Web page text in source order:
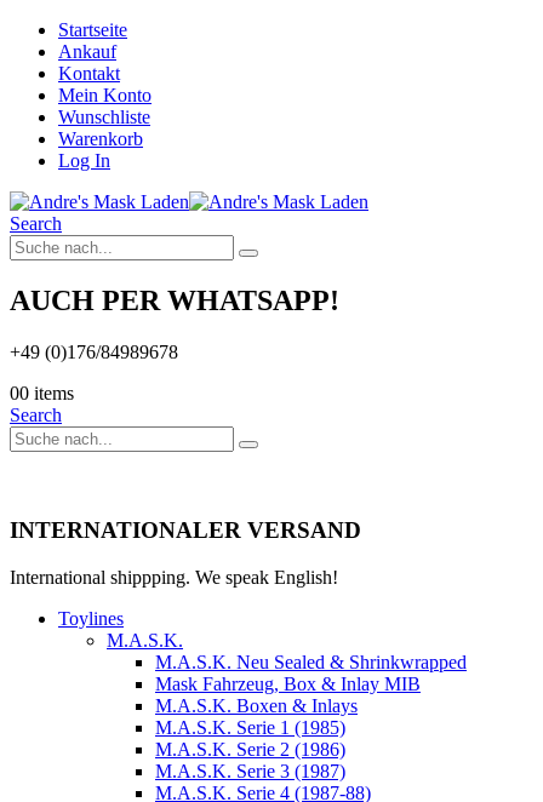
Startseite
Ankauf
Kontakt
Mein Konto
Wunschliste
Warenkorb
Log In
Search
AUCH PER WHATSAPP!
+49 (0)176/84989678
00 items
Search
INTERNATIONALER VERSAND
International shippping. We speak English!
Toylines
M.A.S.K.
M.A.S.K. Neu Sealed & Shrinkwrapped
Mask Fahrzeug, Box & Inlay MIB
M.A.S.K. Boxen & Inlays
M.A.S.K. Serie 1 (1985)
M.A.S.K. Serie 2 (1986)
M.A.S.K. Serie 3 (1987)
M.A.S.K. Serie 4 (1987-88)